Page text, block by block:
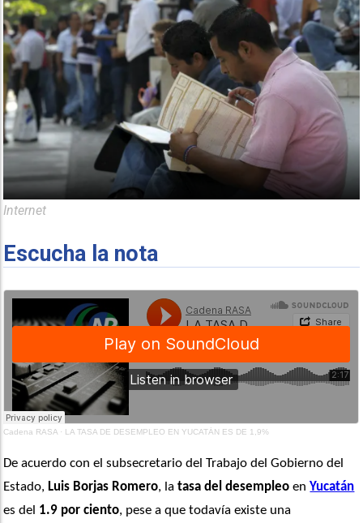
Internet
Escucha la nota
Cadena RASA · LA TASA DE DESEMPLEO EN YUCATÁN ES DE 1,9%
De acuerdo con el subsecretario del Trabajo del Gobierno del
Estado, Luis Borjas Romero, la tasa del desempleo en Yucatán
es del 1.9 por ciento, pese a que todavía existe una